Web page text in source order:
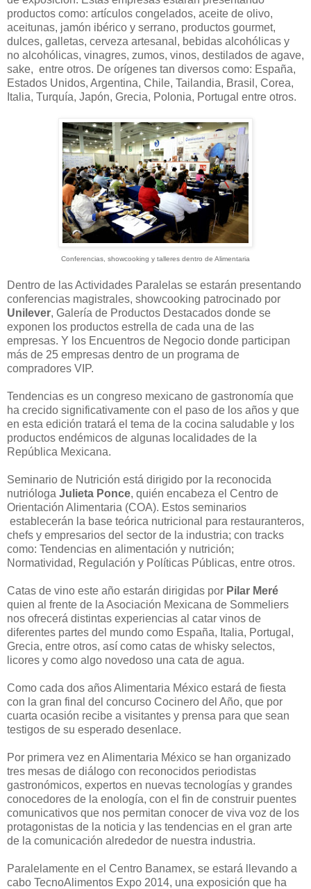
productos como: artículos congelados, aceite de olivo,
aceitunas, jamón ibérico y serrano, productos gourmet,
dulces, galletas, cerveza artesanal, bebidas alcohólicas y
no alcohólicas, vinagres, zumos, vinos, destilados de agave,
sake, entre otros. De orígenes tan diversos como: España,
Estados Unidos, Argentina, Chile, Tailandia, Brasil, Corea,
Italia, Turquía, Japón, Grecia, Polonia, Portugal entre otros.
Conferencias, showcooking y talleres dentro de Alimentaria
Dentro de las Actividades Paralelas se estarán presentando
conferencias magistrales, showcooking patrocinado por
Unilever, Galería de Productos Destacados donde se
exponen los productos estrella de cada una de las
empresas. Y los Encuentros de Negocio donde participan
más de 25 empresas dentro de un programa de
compradores VIP.
Tendencias es un congreso mexicano de gastronomía que
ha crecido significativamente con el paso de los años y que
en esta edición tratará el tema de la cocina saludable y los
productos endémicos de algunas localidades de la
República Mexicana.
Seminario de Nutrición está dirigido por la reconocida
nutrióloga Julieta Ponce, quién encabeza el Centro de
Orientación Alimentaria (COA). Estos seminarios
establecerán la base teórica nutricional para restauranteros,
chefs y empresarios del sector de la industria; con tracks
como: Tendencias en alimentación y nutrición;
Normatividad, Regulación y Políticas Públicas, entre otros.
Catas de vino este año estarán dirigidas por Pilar Meré
quien al frente de la Asociación Mexicana de Sommeliers
nos ofrecerá distintas experiencias al catar vinos de
diferentes partes del mundo como España, Italia, Portugal,
Grecia, entre otros, así como catas de whisky selectos,
licores y como algo novedoso una cata de agua.
Como cada dos años Alimentaria México estará de fiesta
con la gran final del concurso Cocinero del Año, que por
cuarta ocasión recibe a visitantes y prensa para que sean
testigos de su esperado desenlace.
Por primera vez en Alimentaria México se han organizado
tres mesas de diálogo con reconocidos periodistas
gastronómicos, expertos en nuevas tecnologías y grandes
conocedores de la enología, con el fin de construir puentes
comunicativos que nos permitan conocer de viva voz de los
protagonistas de la noticia y las tendencias en el gran arte
de la comunicación alrededor de nuestra industria.
Paralelamente en el Centro Banamex, se estará llevando a
cabo TecnoAlimentos Expo 2014, una exposición que ha